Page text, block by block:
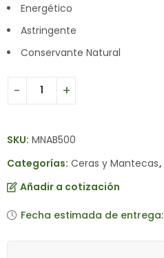
Energético
Astringente
Conservante Natural
SKU: MNAB500
Categorías: Ceras y Mantecas,
Añadir a cotización
Fecha estimada de entrega: